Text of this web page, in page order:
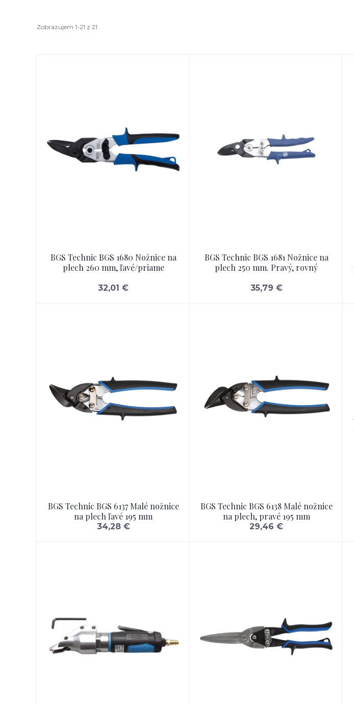
Zobrazujem 1-21 z 21
BGS Technic BGS 1680 Nožnice na
plech 260 mm, ľavé/priame
32,01 €
BGS Technic BGS 1681 Nožnice na
plech 250 mm. Pravý, rovný
35,79 €
BGS Technic BGS 6137 Malé nožnice
na plech ľavé 195 mm
34,28 €
BGS Technic BGS 6138 Malé nožnice
na plech, pravé 195 mm
29,46 €